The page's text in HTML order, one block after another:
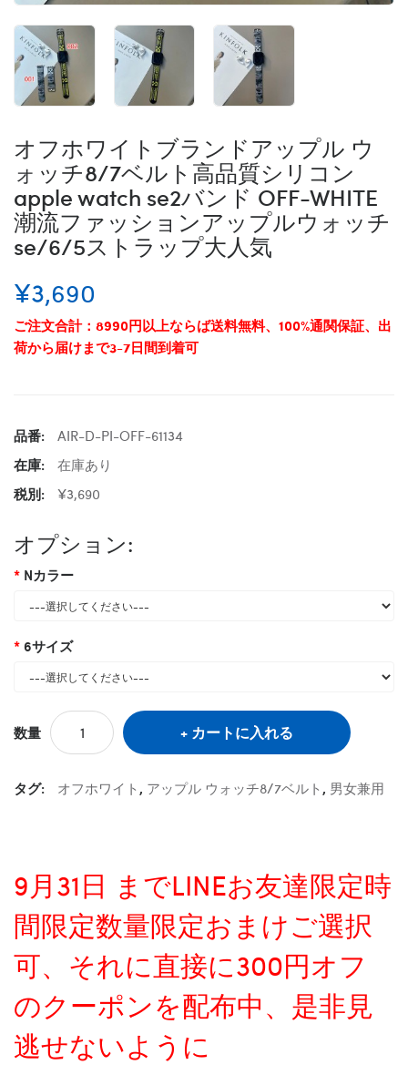
オフホワイトブランドアップル ウ
ォッチ8/7ベルト高品質シリコン
apple watch se2バンド OFF-WHITE
潮流ファッションアップルウォッチ
se/6/5ストラップ大人気
¥3,690
ご注文合計：8990円以上ならば送料無料、100%通関保証、出
荷から届けまで3-7日間到着可
品番:
AIR-D-PI-OFF-61134
在庫:
在庫あり
税別:
¥3,690
オプション:
Nカラー
6サイズ
数量 カートに入れる
タグ: オフホワイト , アップル ウォッチ8/7ベルト , 男女兼用
9月31日 までLINEお友達限定時
間限定数量限定おまけご選択
可、それに直接に300円オフ
のクーポンを配布中、是非見
逃せないように